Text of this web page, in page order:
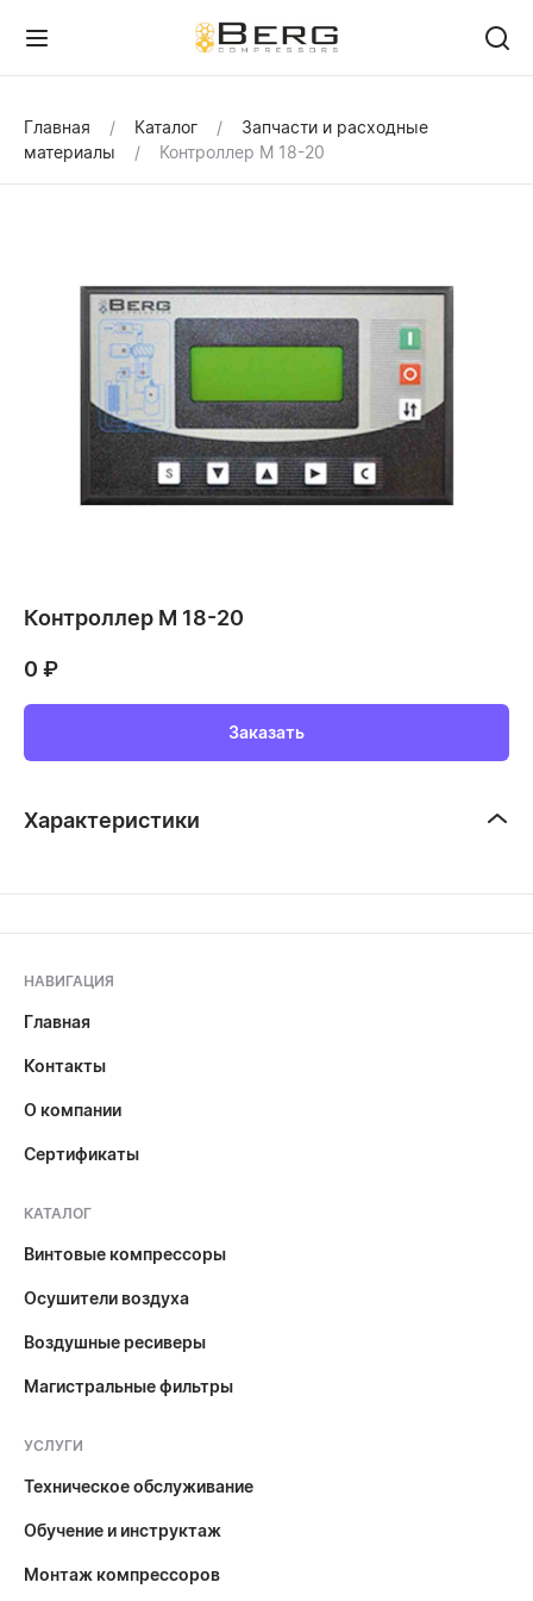
Главная Каталог
Запчасти и расходные
материалы
Контроллер М 18-20
Контроллер М 18-20
0 ₽
Заказать
Характеристики
НАВИГАЦИЯ
Главная
Контакты
О компании
Сертификаты
КАТАЛОГ
Винтовые компрессоры
Осушители воздуха
Воздушные ресиверы
Магистральные фильтры
УСЛУГИ
Техническое обслуживание
Обучение и инструктаж
Монтаж компрессоров